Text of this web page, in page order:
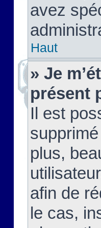
avez
Haut
» Je
présent
Il est
plus,
afin de
le cas,